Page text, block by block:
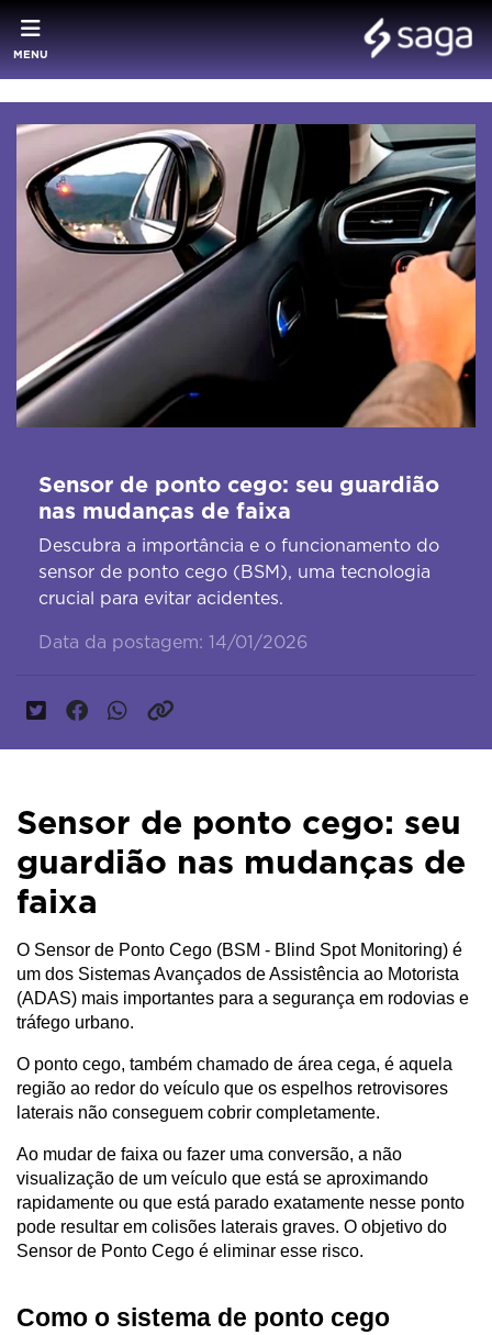
MENU
Sensor de ponto cego: seu guardião
nas mudanças de faixa
Descubra a importância e o funcionamento do
sensor de ponto cego (BSM), uma tecnologia
crucial para evitar acidentes.
Data da postagem: 14/01/2026
Sensor de ponto cego: seu
guardião nas mudanças de
faixa
O Sensor de Ponto Cego (BSM - Blind Spot Monitoring) é
um dos Sistemas Avançados de Assistência ao Motorista
(ADAS) mais importantes para a segurança em rodovias e
tráfego urbano.
O ponto cego, também chamado de área cega, é aquela
região ao redor do veículo que os espelhos retrovisores
laterais não conseguem cobrir completamente.
Ao mudar de faixa ou fazer uma conversão, a não
visualização de um veículo que está se aproximando
rapidamente ou que está parado exatamente nesse ponto
pode resultar em colisões laterais graves. O objetivo do
Sensor de Ponto Cego é eliminar esse risco.
Como o sistema de ponto cego